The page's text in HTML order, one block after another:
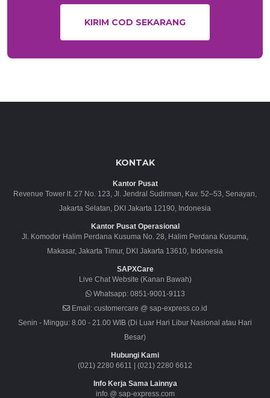
KIRIM COD SEKARANG
KONTAK
Kantor Pusat
Revenue Tower lt. 27 No. 123, Jl. Jendral Sudirman, Kav. 52–53, Senayan,
Jakarta Selatan, DKI Jakarta 12190, Indonesia
Kantor Pusat Operasional
Jl. Komodor Halim Perdana Kusuma No. 28, Halim Perdana Kusuma,
Makasar, Jakarta Timur, DKI Jakarta 13610, Indonesia
SAPXCare
Live Chat Website (Kanan Bawah)
Whatsapp:0851-9001-9113
Email: customercare @ sap-express.co.id
Senin - Minggu: 8.00 - 21.00 WIB (Di Luar Hari Libur Nasional atau Hari
Besar)
Hubungi Kami
(021) 2280 6611 | (021) 2280 6612
Info Kerja Sama Lainnya
info @ sap-express.com